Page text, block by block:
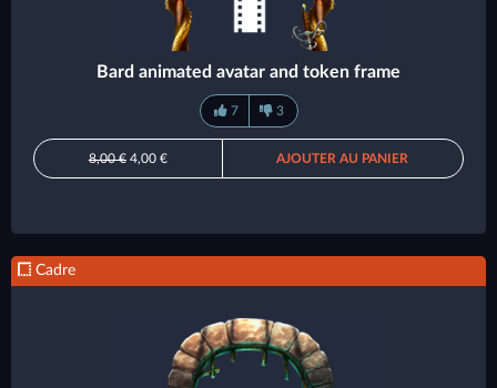
Bard animated avatar and token frame
7 3
8,00 €4,00 € AJOUTER AU PANIER
Cadre